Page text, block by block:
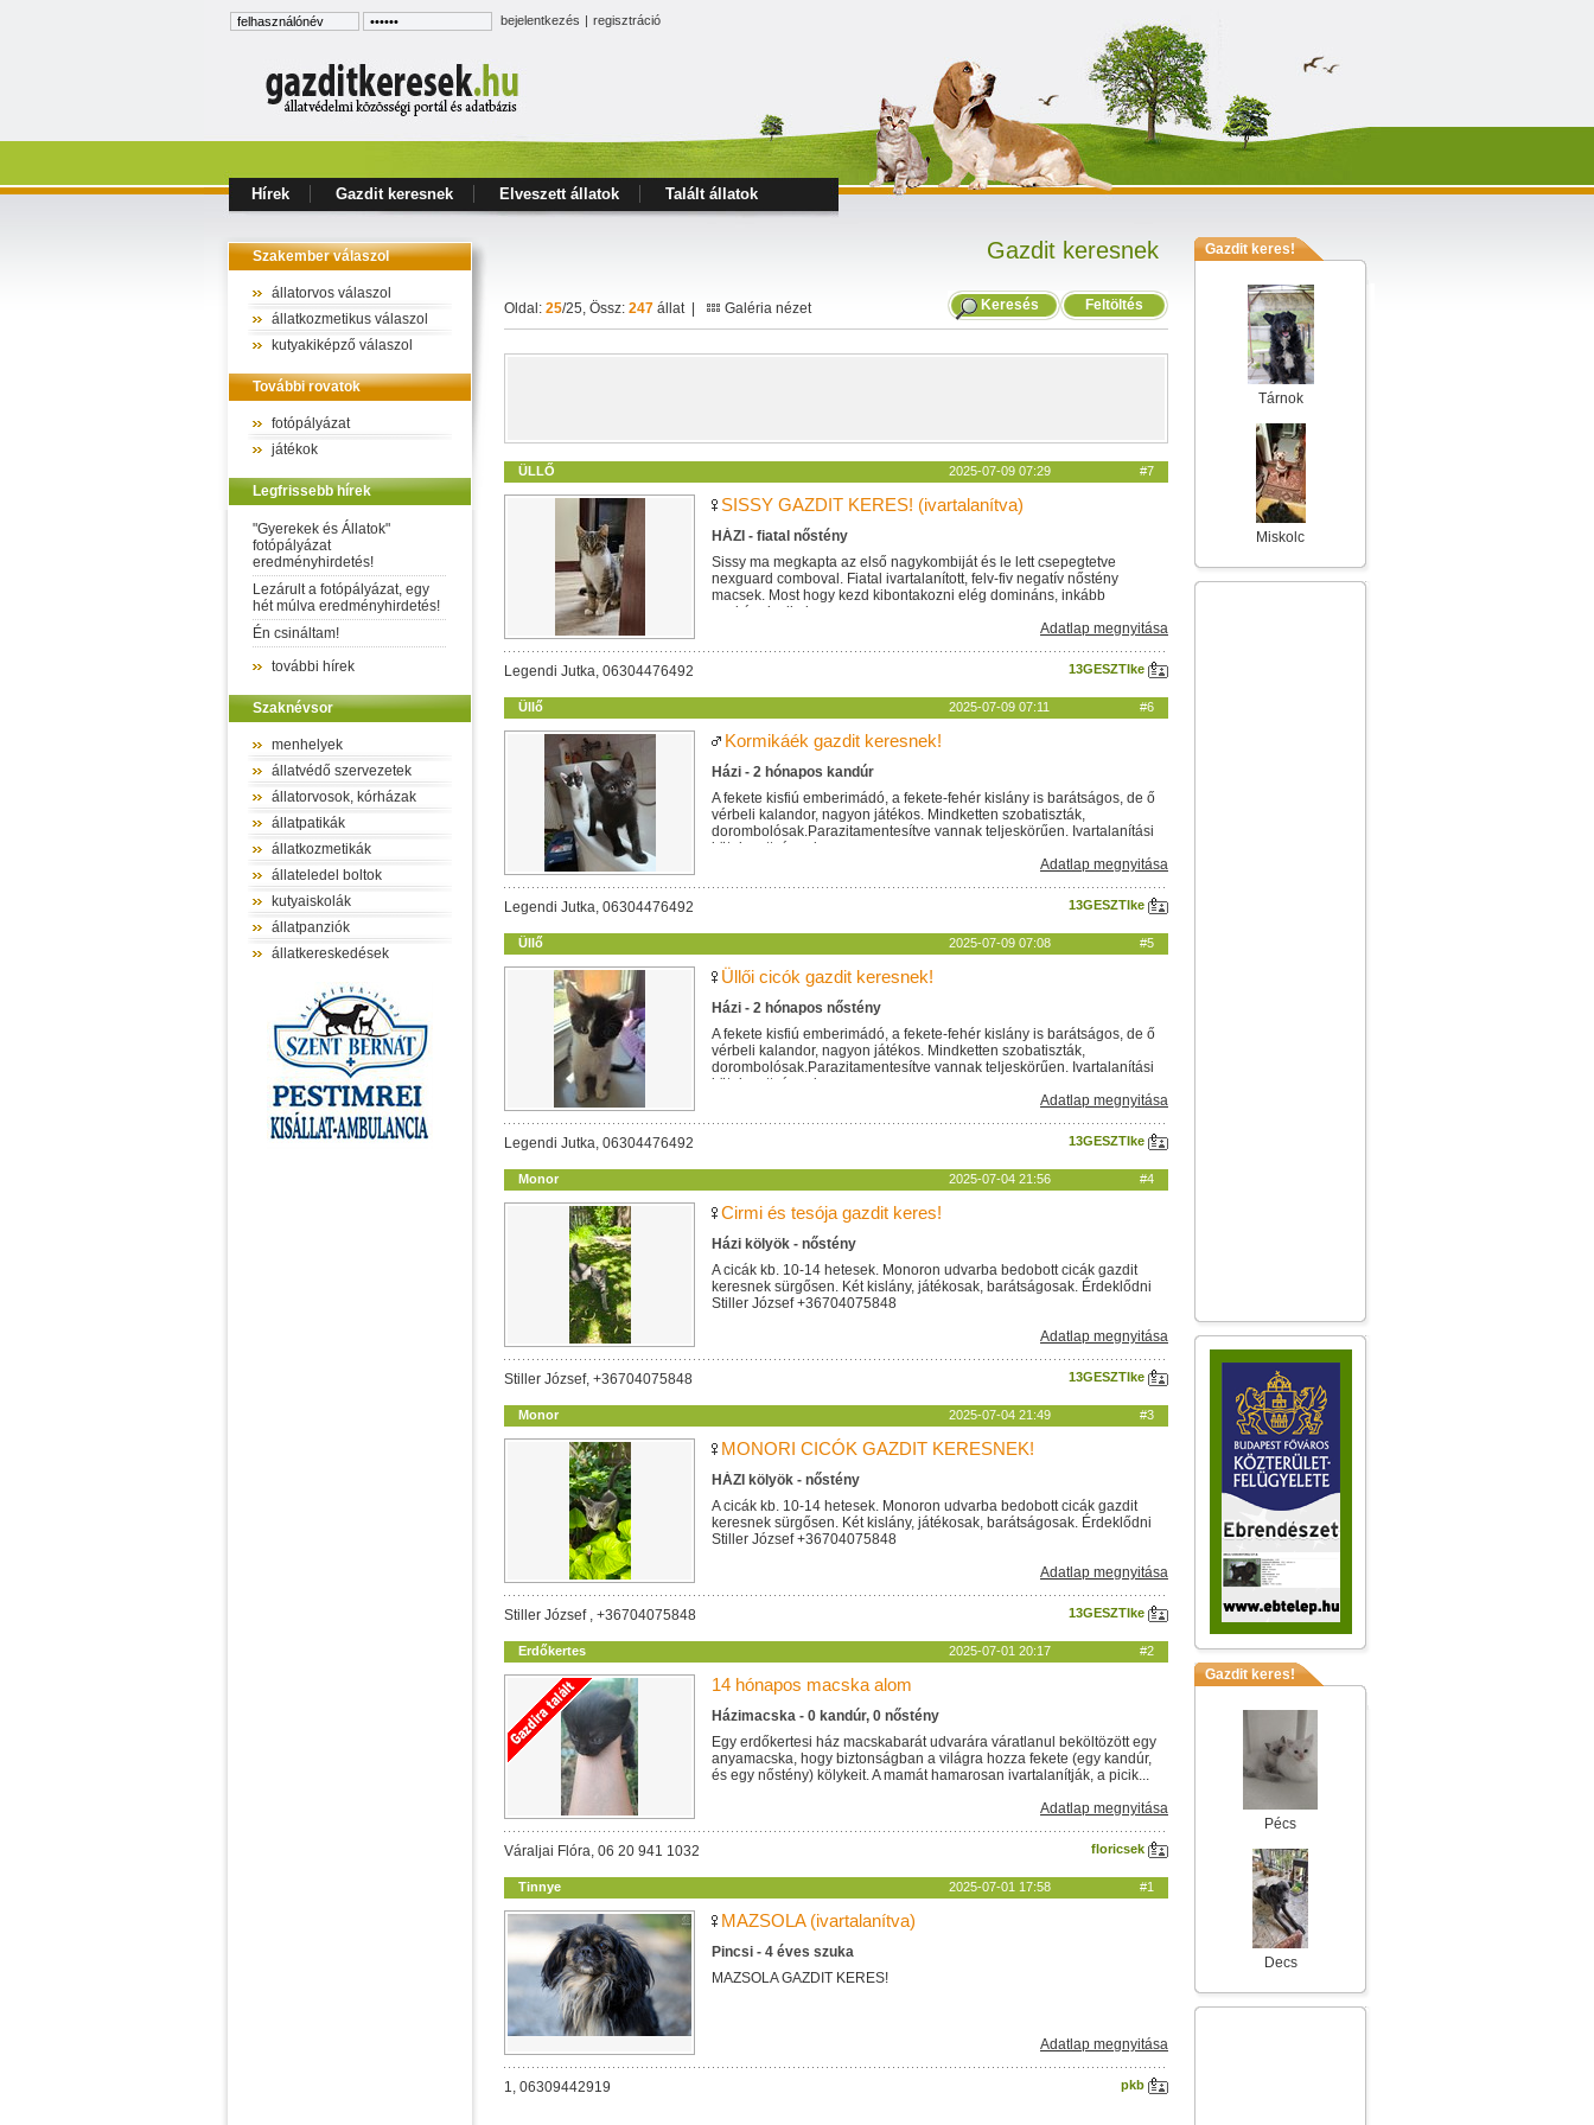
bejelentkezés | regisztráció
Hírek Gazdit keresnek Elveszett állatok Talált állatok
Szakember válaszol
állatorvos válaszol
állatkozmetikus válaszol
kutyakiképző válaszol
További rovatok
fotópályázat
játékok
Legfrissebb hírek
"Gyerekek és Állatok"
fotópályázat
eredményhirdetés!
Lezárult a fotópályázat, egy
hét múlva eredményhirdetés!
Én csináltam!
további hírek
Szaknévsor
menhelyek
állatvédő szervezetek
állatorvosok, kórházak
állatpatikák
állatkozmetikák
állateledel boltok
kutyaiskolák
állatpanziók
állatkereskedések
Gazdit keresnek
Oldal: 25/25, Össz: 247 állat | Galéria nézet Feltöltés
Keresés
ÜLLŐ 2025-07-09 07:29 #7
SISSY GAZDIT KERES! (ivartalanítva)
HÁZI - fiatal nőstény
Sissy ma megkapta az első nagykombiját és le lett csepegtetve
nexguard comboval. Fiatal ivartalanított, felv-fiv negatív nőstény
macsek. Most hogy kezd kibontakozni elég domináns, inkább
egykének alkalmas....
Adatlap megnyitása
Legendi Jutka, 06304476492 13GESZTIke
Üllő 2025-07-09 07:11 #6
Kormikáék gazdit keresnek!
Házi - 2 hónapos kandúr
A fekete kisfiú emberimádó, a fekete-fehér kislány is barátságos, de ő
vérbeli kalandor, nagyon játékos. Mindketten szobatiszták,
dorombolósak.Parazitamentesítve vannak teljeskörűen. Ivartalanítási
kötelezettséggel...
Adatlap megnyitása
Legendi Jutka, 06304476492 13GESZTIke
Üllő 2025-07-09 07:08 #5
Üllői cicók gazdit keresnek!
Házi - 2 hónapos nőstény
A fekete kisfiú emberimádó, a fekete-fehér kislány is barátságos, de ő
vérbeli kalandor, nagyon játékos. Mindketten szobatiszták,
dorombolósak.Parazitamentesítve vannak teljeskörűen. Ivartalanítási
kötelezettséggel...
Adatlap megnyitása
Legendi Jutka, 06304476492 13GESZTIke
Monor 2025-07-04 21:56 #4
Cirmi és tesója gazdit keres!
Házi kölyök - nőstény
A cicák kb. 10-14 hetesek. Monoron udvarba bedobott cicák gazdit
keresnek sürgősen. Két kislány, játékosak, barátságosak. Érdeklődni
Stiller József +36704075848
Adatlap megnyitása
Stiller József, +36704075848 13GESZTIke
Monor 2025-07-04 21:49 #3
MONORI CICÓK GAZDIT KERESNEK!
HÁZI kölyök - nőstény
A cicák kb. 10-14 hetesek. Monoron udvarba bedobott cicák gazdit
keresnek sürgősen. Két kislány, játékosak, barátságosak. Érdeklődni
Stiller József +36704075848
Adatlap megnyitása
Stiller József , +36704075848 13GESZTIke
Erdőkertes 2025-07-01 20:17 #2
14 hónapos macska alom
Házimacska - 0 kandúr, 0 nőstény
Egy erdőkertesi ház macskabarát udvarára váratlanul beköltözött egy
anyamacska, hogy biztonságban a világra hozza fekete (egy kandúr,
és egy nőstény) kölykeit. A mamát hamarosan ivartalanítják, a picik...
Adatlap megnyitása
Váraljai Flóra, 06 20 941 1032 floricsek
Tinnye 2025-07-01 17:58 #1
MAZSOLA (ivartalanítva)
Pincsi - 4 éves szuka
MAZSOLA GAZDIT KERES!
Adatlap megnyitása
1, 06309442919 pkb
Gazdit keres!
Tárnok
Miskolc
Gazdit keres!
Pécs
Decs